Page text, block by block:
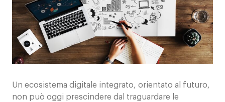
Contatti
Un ecosistema digitale integrato, orientato al futuro,
non può oggi prescindere dal traguardare le